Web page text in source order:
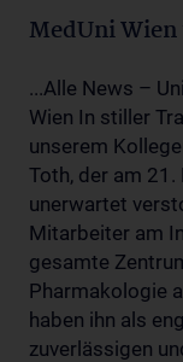
MedUni
...Alle News –
Wien In stiller
unserem
Toth, der am
unerwartet
Mitarbeiter am
gesamte
Pharmakologie
haben ihn als
zuverlässigen